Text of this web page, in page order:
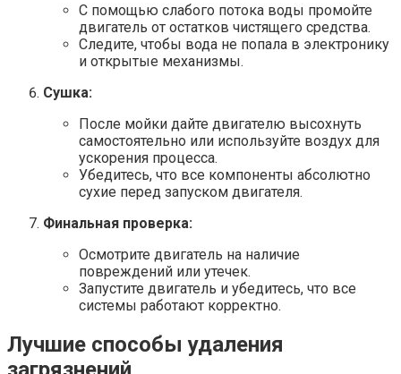
С помощью слабого потока воды промойте
двигатель от остатков чистящего средства.
Следите, чтобы вода не попала в электронику
и открытые механизмы.
Сушка:
После мойки дайте двигателю высохнуть
самостоятельно или используйте воздух для
ускорения процесса.
Убедитесь, что все компоненты абсолютно
сухие перед запуском двигателя.
Финальная проверка:
Осмотрите двигатель на наличие
повреждений или утечек.
Запустите двигатель и убедитесь, что все
системы работают корректно.
Лучшие способы удаления